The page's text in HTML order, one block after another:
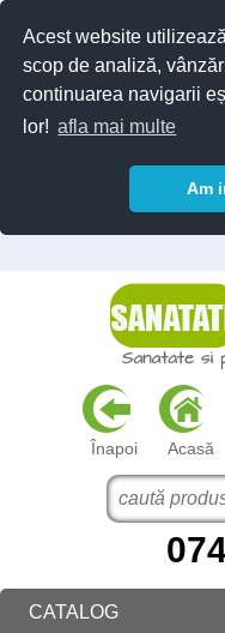
Acest website
scop de analiză,
continuarea navigarii
lor! afla mai multe
Am
Înapoi Acasă
CATALOG